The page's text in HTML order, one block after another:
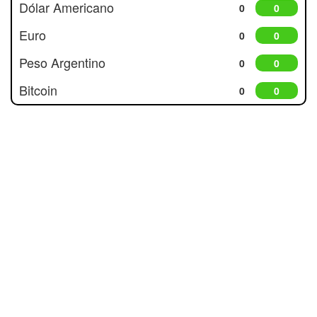
Dólar Americano 0 0
Euro 0 0
Peso Argentino 0 0
Bitcoin 0 0